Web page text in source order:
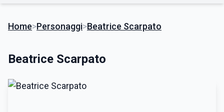
Home>Personaggi>Beatrice Scarpato
Beatrice Scarpato